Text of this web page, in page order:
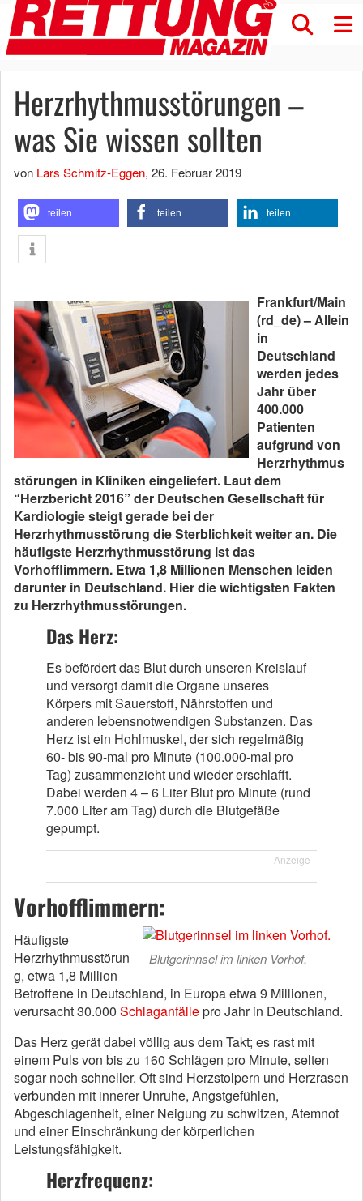
Herzrhythmusstörungen –
was Sie wissen sollten
von Lars Schmitz-Eggen, 26. Februar 2019
teilen teilen teilen
Frankfurt/Main
(rd_de) – Allein
in
Deutschland
werden jedes
Jahr über
400.000
Patienten
aufgrund von
Herzrhythmus
störungen in Kliniken eingeliefert. Laut dem
“Herzbericht 2016” der Deutschen Gesellschaft für
Kardiologie steigt gerade bei der
Herzrhythmusstörung die Sterblichkeit weiter an. Die
häufigste Herzrhythmusstörung ist das
Vorhofflimmern. Etwa 1,8 Millionen Menschen leiden
darunter in Deutschland. Hier die wichtigsten Fakten
zu Herzrhythmusstörungen.
Das Herz:
Es befördert das Blut durch unseren Kreislauf
und versorgt damit die Organe unseres
Körpers mit Sauerstoff, Nährstoffen und
anderen lebensnotwendigen Substanzen. Das
Herz ist ein Hohlmuskel, der sich regelmäßig
60- bis 90-mal pro Minute (100.000-mal pro
Tag) zusammenzieht und wieder erschlafft.
Dabei werden 4 – 6 Liter Blut pro Minute (rund
7.000 Liter am Tag) durch die Blutgefäße
gepumpt.
Anzeige
Vorhofflimmern:
Blutgerinnsel im linken Vorhof.
Häufigste
Herzrhythmusstörun
g, etwa 1,8 Million
Betroffene in Deutschland, in Europa etwa 9 Millionen,
verursacht 30.000 Schlaganfällepro Jahr in Deutschland.
Das Herz gerät dabei völlig aus dem Takt; es rast mit
einem Puls von bis zu 160 Schlägen pro Minute, selten
sogar noch schneller. Oft sind Herzstolpern und Herzrasen
verbunden mit innerer Unruhe, Angstgefühlen,
Abgeschlagenheit, einer Neigung zu schwitzen, Atemnot
und einer Einschränkung der körperlichen
Leistungsfähigkeit.
Herzfrequenz: